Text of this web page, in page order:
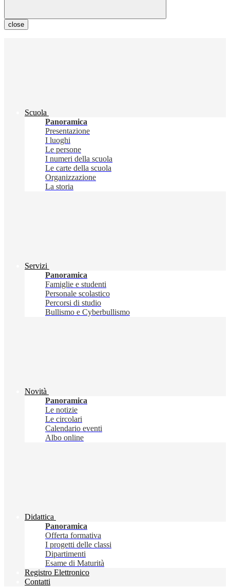
close
Scuola
Panoramica
Presentazione
I luoghi
Le persone
I numeri della scuola
Le carte della scuola
Organizzazione
La storia
Servizi
Panoramica
Famiglie e studenti
Personale scolastico
Percorsi di studio
Bullismo e Cyberbullismo
Novità
Panoramica
Le notizie
Le circolari
Calendario eventi
Albo online
Didattica
Panoramica
Offerta formativa
I progetti delle classi
Dipartimenti
Esame di Maturità
Registro Elettronico
Contatti